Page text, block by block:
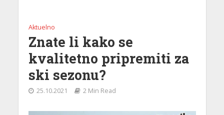
Aktuelno
Znate li kako se
kvalitetno pripremiti za
ski sezonu?
25.10.2021 2 Min Read